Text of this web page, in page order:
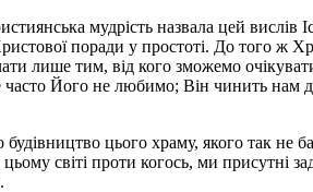
мудрість назвала цей
поради у простоті. До того
лише тим, від кого зможемо
Його не любимо; Він чинить нам
цього храму, якого так
світі проти когось, ми присутні